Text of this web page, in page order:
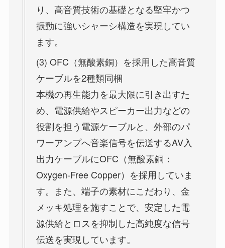
り、高音質技術の基礎となる堅牢かつ
振動に強いシャーシ構造を実現してい
ます。
(3) OFC（無酸素銅）を採用した高音質
ケーブルを2種類同梱
本機の再生能力を最大限に引き出すた
め、電源供給やスピーカー出力などの
役割を担う電源ケーブルと、外部のパ
ワーアンプへ音楽信号を伝送するAV入
出力ケーブルにOFC（無酸素銅：
Oxygen-Free Copper）を採用していま
す。また、端子の素材にこだわり、金
メッキ処理を施すことで、安定した電
源供給とロスを抑制した高純度な信号
伝送を実現しています。